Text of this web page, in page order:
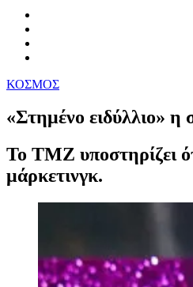
ΚΟΣΜΟΣ
«Στημένο ειδύλλιο»
Το TMZ υποστηρίζει
μάρκετινγκ.